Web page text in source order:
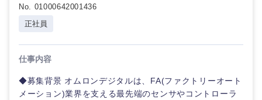
No. 01000642001436
正社員
仕事内容
◆募集背景 オムロンデジタルは、FA(ファクトリーオート
メーション)業界を支える最先端のセンサやコントローラ